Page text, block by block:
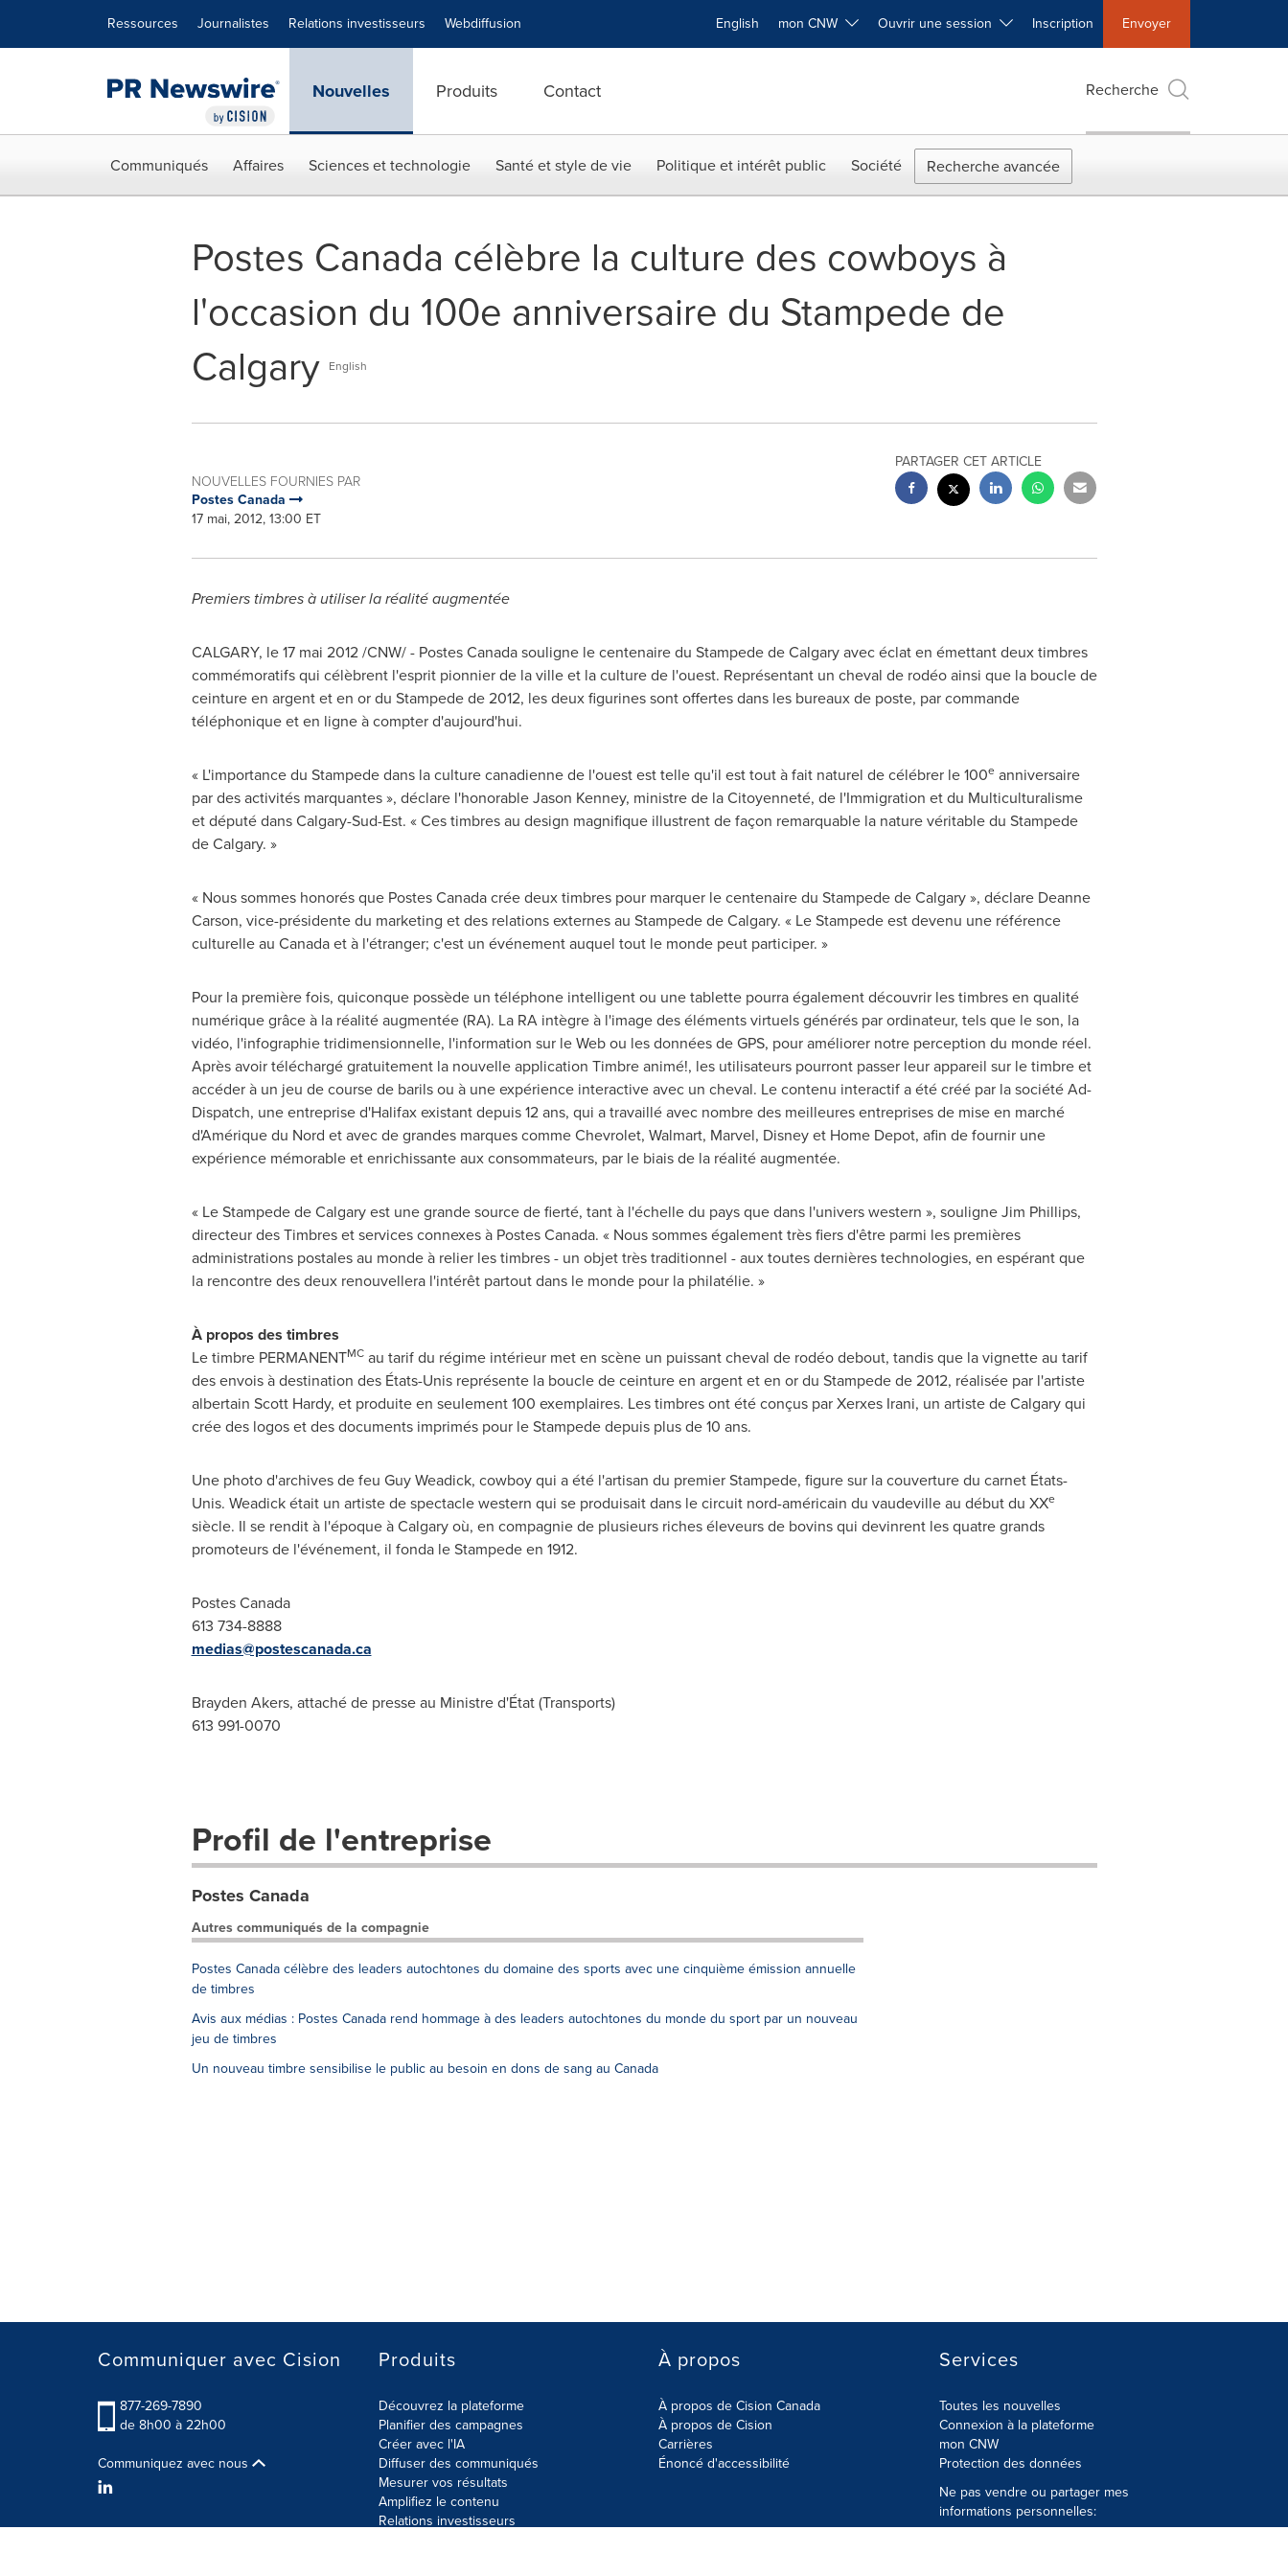
Ressources Journalistes Relations investisseurs Webdiffusion English mon CNW Ouvrir une session Inscription Envoyer
Nouvelles Produits Contact Recherche
Communiqués Affaires Sciences et technologie Santé et style de vie Politique et intérêt public Société Recherche avancée
Postes Canada célèbre la culture des cowboys à
l'occasion du 100e anniversaire du Stampede de
Calgary English
NOUVELLES FOURNIES PAR
Postes Canada
17 mai, 2012, 13:00 ET
PARTAGER CET ARTICLE
Premiers timbres à utiliser la réalité augmentée
CALGARY, le 17 mai 2012 /CNW/ - PostesCanadasouligne le centenaire du Stampede deCalgaryavec éclat en émettant deux timbres
commémoratifs qui célèbrent l'esprit pionnier de la ville et la culture de l'ouest. Représentant un cheval de rodéo ainsi que la boucle de
ceinture en argent et en or du Stampede de 2012, les deux figurines sont offertes dans les bureaux de poste, par commande
téléphonique et en ligne à compter d'aujourd'hui.
« L'importance du Stampede dans la culture canadienne de l'ouest est telle qu'il est tout à fait naturel de célébrer le 100eanniversaire
par des activités marquantes », déclare l'honorableJason Kenney, ministre de la Citoyenneté, de l'Immigration et du Multiculturalisme
et député dans Calgary-Sud-Est. « Ces timbres au design magnifique illustrent de façon remarquable la nature véritable du Stampede
de Calgary. »
« Nous sommes honorés que PostesCanadacrée deux timbres pour marquer le centenaire du Stampede de Calgary », déclare Deanne
Carson, vice-présidente du marketing et des relations externes au Stampede deCalgary. « Le Stampede est devenu une référence
culturelle au Canadaet à l'étranger; c'est un événement auquel tout le monde peut participer. »
Pour la première fois, quiconque possède un téléphone intelligent ou une tablette pourra également découvrir les timbres en qualité
numérique grâce à la réalité augmentée (RA). La RA intègre à l'image des éléments virtuels générés par ordinateur, tels que le son, la
vidéo, l'infographie tridimensionnelle, l'information sur le Web ou les données de GPS, pour améliorer notre perception du monde réel.
Après avoir téléchargé gratuitement la nouvelle application Timbre animé!, les utilisateurs pourront passer leur appareil sur le timbre et
accéder à un jeu de course de barils ou à une expérience interactive avec un cheval. Le contenu interactif a été créé par la société Ad-
Dispatch, une entreprise d'Halifax existant depuis 12 ans, qui a travaillé avec nombre des meilleures entreprises de mise en marché
d'Amérique du Nord et avec de grandes marques comme Chevrolet, Walmart, Marvel, Disney et Home Depot, afin de fournir une
expérience mémorable et enrichissante aux consommateurs, par le biais de la réalité augmentée.
« Le Stampede deCalgaryest une grande source de fierté, tant à l'échelle du pays que dans l'univers western », souligneJim Phillips,
directeur des Timbres et services connexes à PostesCanada. « Nous sommes également très fiers d'être parmi les premières
administrations postales au monde à relier les timbres - un objet très traditionnel - aux toutes dernières technologies, en espérant que
la rencontre des deux renouvellera l'intérêt partout dans le monde pour la philatélie. »
À propos des timbres
Le timbre PERMANENTMCau tarif du régime intérieur met en scène un puissant cheval de rodéo debout, tandis que la vignette au tarif
des envois à destination des États-Unis représente la boucle de ceinture en argent et en or du Stampede de 2012, réalisée par l'artiste
albertain Scott Hardy, et produite en seulement 100 exemplaires. Les timbres ont été conçus par Xerxes Irani, un artiste deCalgaryqui
crée des logos et des documents imprimés pour le Stampede depuis plus de 10 ans.
Une photo d'archives de feu Guy Weadick, cowboy qui a été l'artisan du premier Stampede, figure sur la couverture du carnet États-
Unis. Weadick était un artiste de spectacle western qui se produisait dans le circuit nord-américain du vaudeville au début du XXe
siècle. Il se rendit à l'époque àCalgaryoù, en compagnie de plusieurs riches éleveurs de bovins qui devinrent les quatre grands
promoteurs de l'événement, il fonda le Stampede en 1912.
Postes Canada
613 734-8888
medias@postescanada.ca
Brayden Akers, attaché de presse au Ministre d'État (Transports)
613 991-0070
Profil de l'entreprise
Postes Canada
Autres communiqués de la compagnie
Postes Canada célèbre des leaders autochtones du domaine des sports avec une cinquième émission annuelle
de timbres
Avis aux médias : Postes Canada rend hommage à des leaders autochtones du monde du sport par un nouveau
jeu de timbres
Un nouveau timbre sensibilise le public au besoin en dons de sang au Canada
Communiquer avec Cision
877-269-7890
de 8h00 à 22h00
Communiquez avec nous
Produits
Découvrez la plateforme
Planifier des campagnes
Créer avec l'IA
Diffuser des communiqués
Mesurer vos résultats
Amplifiez le contenu
Relations investisseurs
À propos
À propos de Cision Canada
À propos de Cision
Carrières
Énoncé d'accessibilité
Services
Toutes les nouvelles
Connexion à la plateforme
mon CNW
Protection des données
Ne pas vendre ou partager mes
informations personnelles: